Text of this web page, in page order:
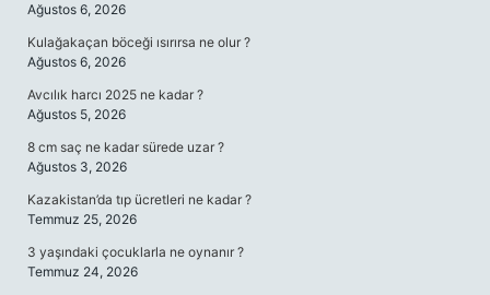
Ağustos 6, 2026
Kulağakaçan böceği ısırırsa ne olur ?
Ağustos 6, 2026
Avcılık harcı 2025 ne kadar ?
Ağustos 5, 2026
8 cm saç ne kadar sürede uzar ?
Ağustos 3, 2026
Kazakistan’da tıp ücretleri ne kadar ?
Temmuz 25, 2026
3 yaşındaki çocuklarla ne oynanır ?
Temmuz 24, 2026